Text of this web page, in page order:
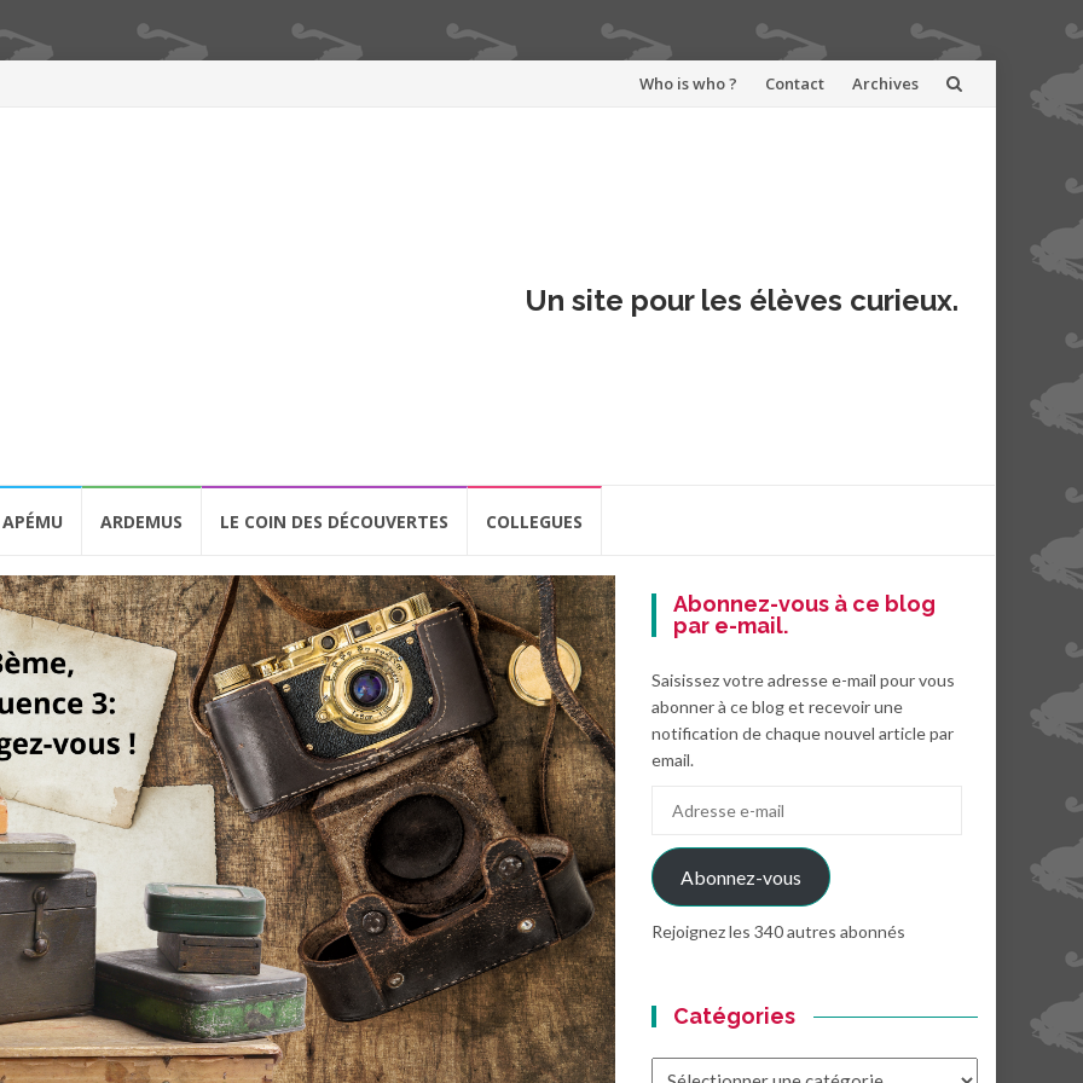
Aller
Who is who ? Contact Archives
Un site pour les élèves curieux.
APÉMU ARDEMUS LE COIN DES DÉCOUVERTES COLLEGUES
Abonnez-vous à ce blog
par e-mail.
Saisissez votre adresse e-mail pour vous
abonner à ce blog et recevoir une
notification de chaque nouvel article par
email.
mail
Abonnez-vous
Rejoignez les 340 autres abonnés
Catégories